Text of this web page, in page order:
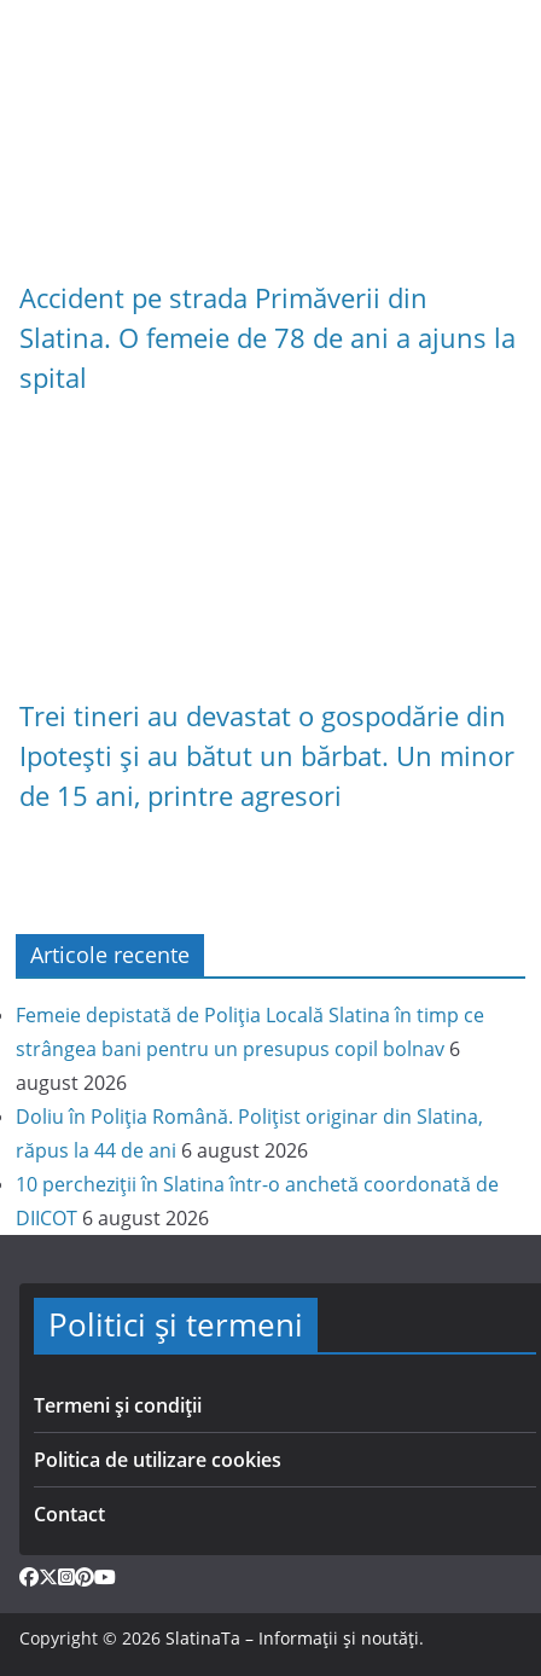
Accident pe strada Primăverii din
Slatina. O femeie de 78 de ani a ajuns la
spital
Trei tineri au devastat o gospodărie din
Ipotești și au bătut un bărbat. Un minor
de 15 ani, printre agresori
Articole recente
Femeie depistată de Poliția Locală Slatina în timp ce
strângea bani pentru un presupus copil bolnav 6
august 2026
Doliu în Poliția Română. Polițist originar din Slatina,
răpus la 44 de ani 6 august 2026
10 percheziții în Slatina într-o anchetă coordonată de
DIICOT 6 august 2026
Politici și termeni
Termeni și condiții
Politica de utilizare cookies
Contact
Copyright © 2026 SlatinaTa – Informații și noutăți.